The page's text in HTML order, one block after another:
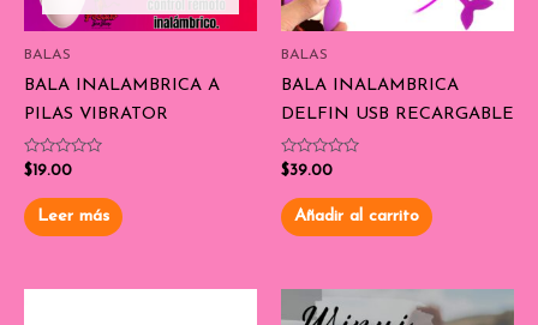
BALAS
BALA INALAMBRICA A
PILAS VIBRATOR
Valorado
con
de
5
$19.00
Leer más
BALAS
BALA INALAMBRICA
DELFIN USB RECARGABLE
Valorado
con
de
5
$39.00
Añadir al carrito